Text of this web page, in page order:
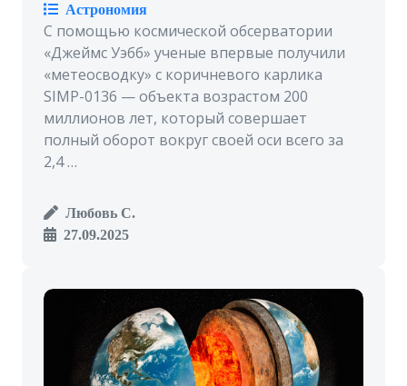
Астрономия
С помощью космической обсерватории
«Джеймс Уэбб» ученые впервые получили
«метеосводку» с коричневого карлика
SIMP-0136 — объекта возрастом 200
миллионов лет, который совершает
полный оборот вокруг своей оси всего за
2,4 …
Любовь С.
27.09.2025